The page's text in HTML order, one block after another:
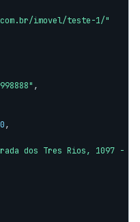
imovel/teste-1/"
,
,
dos Tres Rios, 1097 -